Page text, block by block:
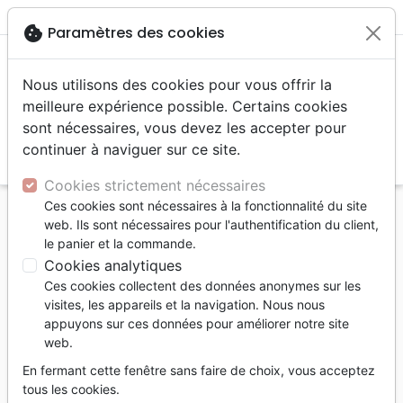
menu
Accueil Livres
Etude de la Bible
DERNIER MOT DE DIEU - UNE ETUDE SUR
L'EPITRE AUX HEBREUX
DERNIER MOT DE DIEU - UNE ETUDE
SUR L'EPITRE AUX HEBREUX
Derek Prince
RéférenceOAS5004 EAN9782360050048
Editeur Oasis
cookie Paramètres des cookies
Nous utilisons des cookies pour vous offrir la
meilleure expérience possible. Certains cookies
sont nécessaires, vous devez les accepter pour
continuer à naviguer sur ce site.
Cookies strictement nécessaires
Ces cookies sont nécessaires à la fonctionnalité du site
web. Ils sont nécessaires pour l'authentification du client,
le panier et la commande.
Cookies analytiques
Ces cookies collectent des données anonymes sur les
visites, les appareils et la navigation. Nous nous
appuyons sur ces données pour améliorer notre site
web.
En fermant cette fenêtre sans faire de choix, vous acceptez
tous les cookies.